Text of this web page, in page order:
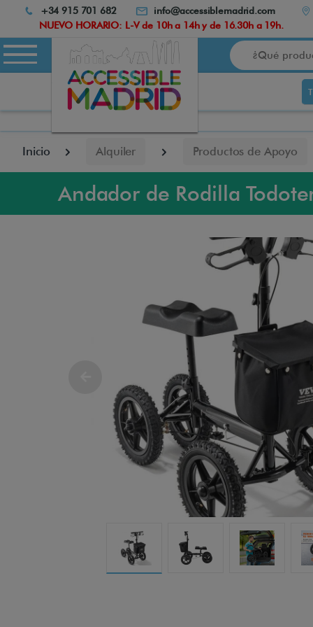
Atención:
sitio
cuenta
con
de
Control-
el
+34 915 701 682 info@accessiblemadrid.com
NUEVO HORARIO: L-V de 10h a 14h y de 16.30h a 19h.
Buscar
Inicio Alquiler Productos de Apoyo
Andador de Rodilla